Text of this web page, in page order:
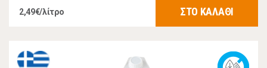
2,49€/λίτρο ΣΤΟ ΚΑΛΑΘΙ